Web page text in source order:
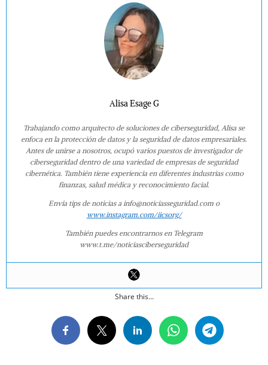
Alisa Esage G
Trabajando como arquitecto de soluciones de ciberseguridad, Alisa se
enfoca en la protección de datos y la seguridad de datos empresariales.
Antes de unirse a nosotros, ocupó varios puestos de investigador de
ciberseguridad dentro de una variedad de empresas de seguridad
cibernética. También tiene experiencia en diferentes industrias como
finanzas, salud médica y reconocimiento facial.
Envía tips de noticias a info@noticiasseguridad.com o
www.instagram.com/iicsorg/
También puedes encontrarnos en Telegram
www.t.me/noticiasciberseguridad
Share this...